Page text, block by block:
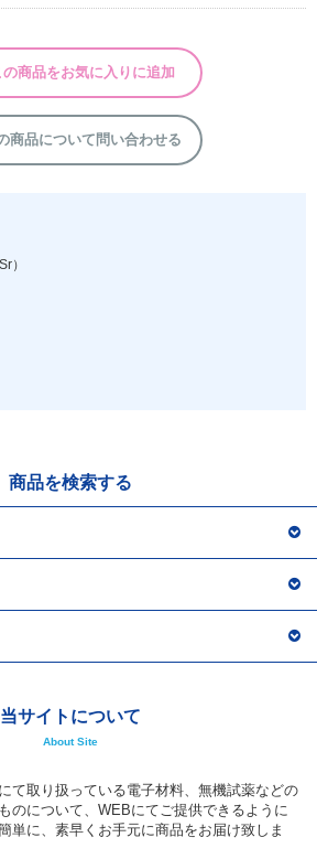
カテゴリで検索する
の商品をお気に入りに追加
商品について問い合わせる
）
商品を検索する
当サイトについて
About Site
て取り扱っている電子材料、無機試薬などの
のについて、WEBにてご提供できるように
単に、素早くお手元に商品をお届け致しま